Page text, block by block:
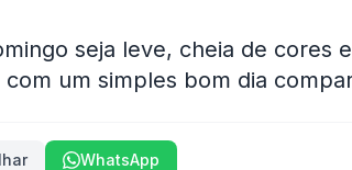
seja leve, cheia de cores
um simples bom dia
WhatsApp